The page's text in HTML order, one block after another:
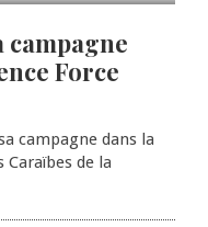
campagne
Force
campagne dans la
de la